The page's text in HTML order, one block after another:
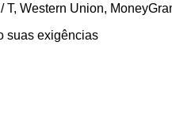
T, Western Union,
suas exigências